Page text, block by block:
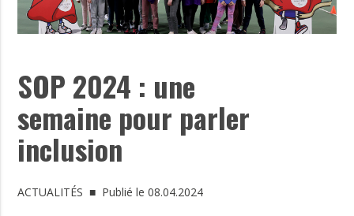
SOP 2024 : une
semaine pour parler
inclusion
ACTUALITÉS ■ Publié le 08.04.2024